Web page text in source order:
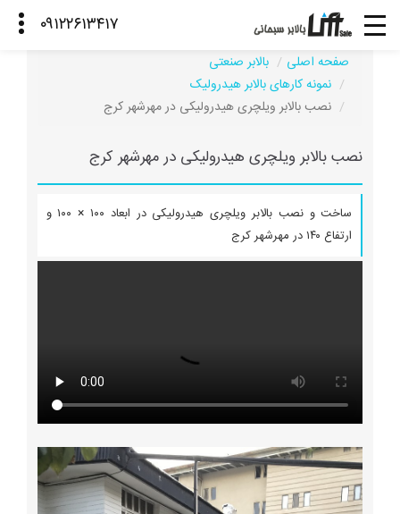
صفحه اصلی
بالابر صنعتی
نمونه کارهای بالابر هیدرولیک
نصب بالابر ویلچری هیدرولیکی در مهرشهر کرج
نصب بالابر ویلچری هیدرولیکی در مهرشهر کرج
ساخت و نصب بالابر ویلچری هیدرولیکی در ابعاد ۱۰۰ × ۱۰۰ و
ارتفاع ۱۴۰ در مهرشهر کرج